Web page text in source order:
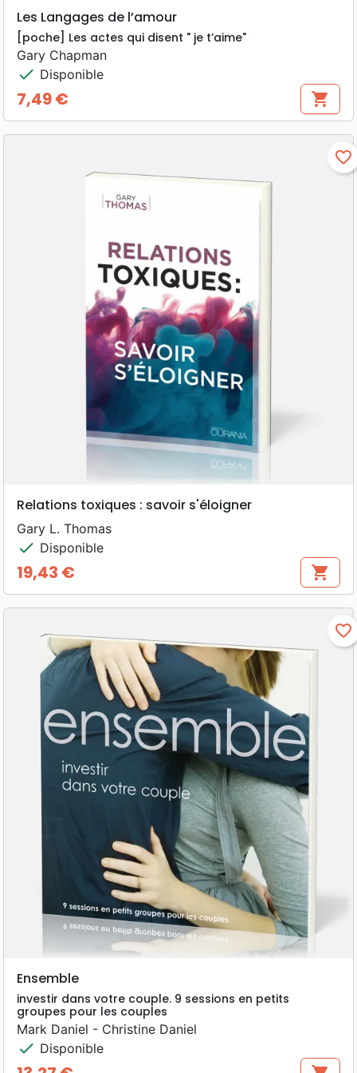
Les Langages de l’amour
[poche] Les actes qui disent " je t’aime"
Gary Chapman
check Disponible
Prix
7,49 € shopping_cart
favorite_border
Relations toxiques : savoir s'éloigner
Gary L. Thomas
check Disponible
Prix
19,43 € shopping_cart
favorite_border
Ensemble
investir dans votre couple. 9 sessions en petits
groupes pour les couples
Mark Daniel - Christine Daniel
check Disponible